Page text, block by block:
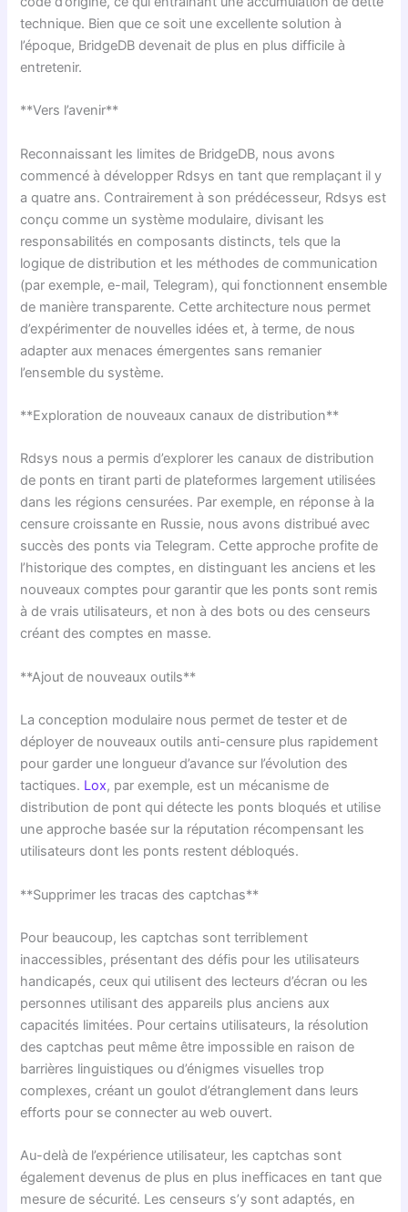
technique. Bien que ce soit une excellente solution à
l’époque, BridgeDB devenait de plus en plus difficile à
entretenir.
**Vers l’avenir**
Reconnaissant les limites de BridgeDB, nous avons
commencé à développer Rdsys en tant que remplaçant il y
a quatre ans. Contrairement à son prédécesseur, Rdsys est
conçu comme un système modulaire, divisant les
responsabilités en composants distincts, tels que la
logique de distribution et les méthodes de communication
(par exemple, e-mail, Telegram), qui fonctionnent ensemble
de manière transparente. Cette architecture nous permet
d’expérimenter de nouvelles idées et, à terme, de nous
adapter aux menaces émergentes sans remanier
l’ensemble du système.
**Exploration de nouveaux canaux de distribution**
Rdsys nous a permis d’explorer les canaux de distribution
de ponts en tirant parti de plateformes largement utilisées
dans les régions censurées. Par exemple, en réponse à la
censure croissante en Russie, nous avons distribué avec
succès des ponts via Telegram. Cette approche profite de
l’historique des comptes, en distinguant les anciens et les
nouveaux comptes pour garantir que les ponts sont remis
à de vrais utilisateurs, et non à des bots ou des censeurs
créant des comptes en masse.
**Ajout de nouveaux outils**
La conception modulaire nous permet de tester et de
déployer de nouveaux outils anti-censure plus rapidement
pour garder une longueur d’avance sur l’évolution des
tactiques. Lox, par exemple, est un mécanisme de
distribution de pont qui détecte les ponts bloqués et utilise
une approche basée sur la réputation récompensant les
utilisateurs dont les ponts restent débloqués.
**Supprimer les tracas des captchas**
Pour beaucoup, les captchas sont terriblement
inaccessibles, présentant des défis pour les utilisateurs
handicapés, ceux qui utilisent des lecteurs d’écran ou les
personnes utilisant des appareils plus anciens aux
capacités limitées. Pour certains utilisateurs, la résolution
des captchas peut même être impossible en raison de
barrières linguistiques ou d’énigmes visuelles trop
complexes, créant un goulot d’étranglement dans leurs
efforts pour se connecter au web ouvert.
Au-delà de l’expérience utilisateur, les captchas sont
également devenus de plus en plus inefficaces en tant que
mesure de sécurité. Les censeurs s’y sont adaptés, en